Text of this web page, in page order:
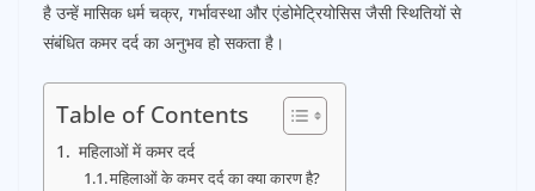
है उन्हें मासिक धर्म चक्र, गर्भावस्था और एंडोमेट्रियोसिस जैसी स्थितियों से
संबंधित कमर दर्द का अनुभव हो सकता है।
Table of Contents
महिलाओं में कमर दर्द
महिलाओं के कमर दर्द का क्या कारण है?